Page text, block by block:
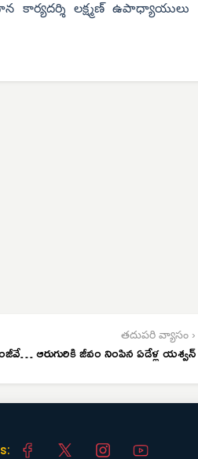
కార్యదర్శి లక్ష్మణ్ ఉపాధ్యాయులు
తదుపరి వ్యాసం ›
ఆరుగురికి జీవం నింపిన ఏడేళ్ల యశ్వన్